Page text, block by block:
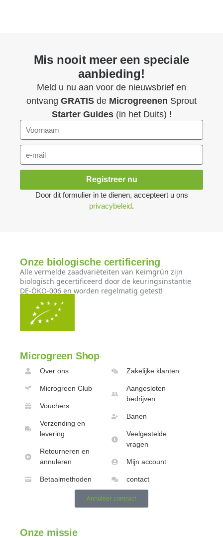
Mis nooit meer een speciale
aanbieding!
Meld u nu aan voor de nieuwsbrief en
ontvang GRATIS de Microgreenen Sprout
Starter Guides(in het Duits) !
Registreer nu
Door dit formulier in te dienen, accepteert u ons
privacybeleid.
Onze biologische certificering
Alle vermelde zaadvariëteiten van Keimgrün zijn
biologisch gecertificeerd door de keuringsinstantie
DE-ÖKO-006 en worden regelmatig getest!
Microgreen Shop
Over ons
Microgreen Club
Vouchers
Verzending en
levering
Retourneren en
annuleren
Betaalmethoden
Zakelijke klanten
Aangesloten
bedrijven
Banen
Veelgestelde
vragen
Mijn account
contact
Annuleer contract
Onze missie